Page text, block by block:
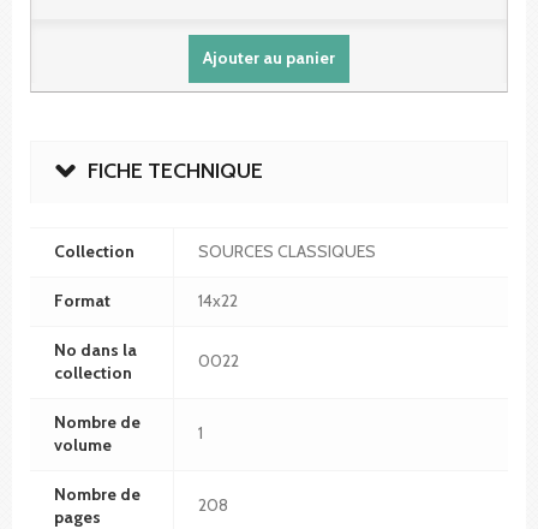
Ajouter au panier
FICHE TECHNIQUE
Collection SOURCES CLASSIQUES
Format 14x22
No dans la
collection
0022
Nombre de
volume
1
Nombre de
pages
208